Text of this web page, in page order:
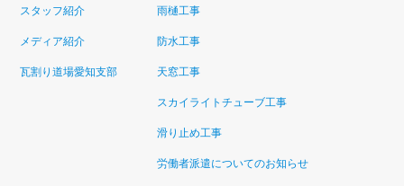
スタッフ紹介
メディア紹介
瓦割り道場愛知支部
雨樋工事
防水工事
天窓工事
スカイライトチューブ工事
滑り止め工事
労働者派遣についてのお知らせ